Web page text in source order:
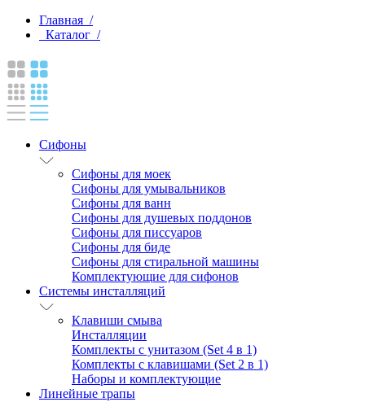
Главная /
Каталог /
Сифоны
Сифоны для моек
Сифоны для умывальников
Сифоны для ванн
Сифоны для душевых поддонов
Сифоны для писсуаров
Сифоны для биде
Сифоны для стиральной машины
Комплектующие для сифонов
Системы инсталляций
Клавиши смыва
Инсталляции
Комплекты с унитазом (Set 4 в 1)
Комплекты с клавишами (Set 2 в 1)
Наборы и комплектующие
Линейные трапы